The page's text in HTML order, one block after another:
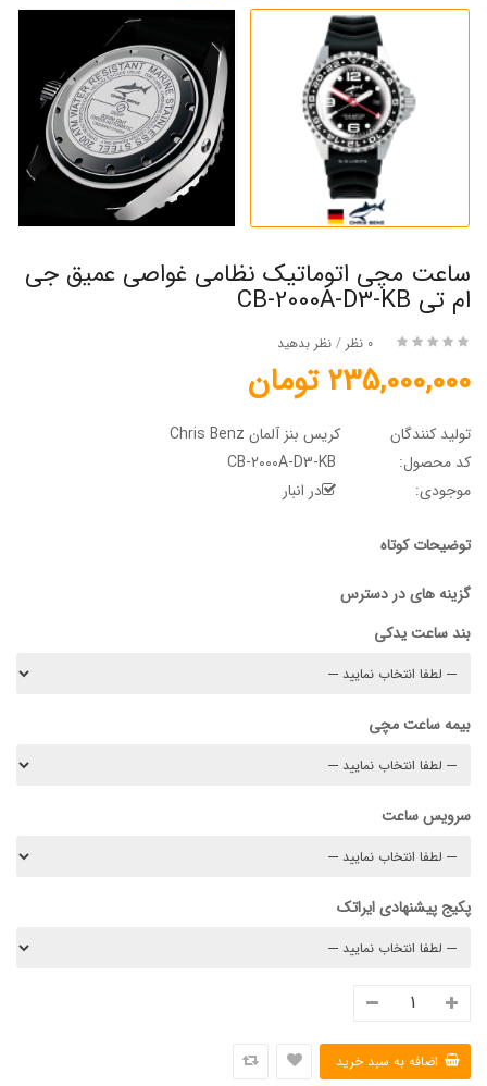
ساعت مچی اتوماتیک نظامی غواصی عمیق جی
ام تی CB-2000A-D3-KB
0 نظر / نظر بدهید
235,000,000 تومان
تولید کنندگان
کریس بنز آلمان Chris Benz
کد محصول:
موجودی:
در انبار
توضیحات کوتاه
گزینه های در دسترس
بند ساعت یدکی
بیمه ساعت مچی
سرویس ساعت
پکیج پیشنهادی ایراتک